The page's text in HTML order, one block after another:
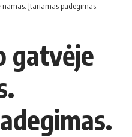
Įtariamas padegimas.
gatvėje